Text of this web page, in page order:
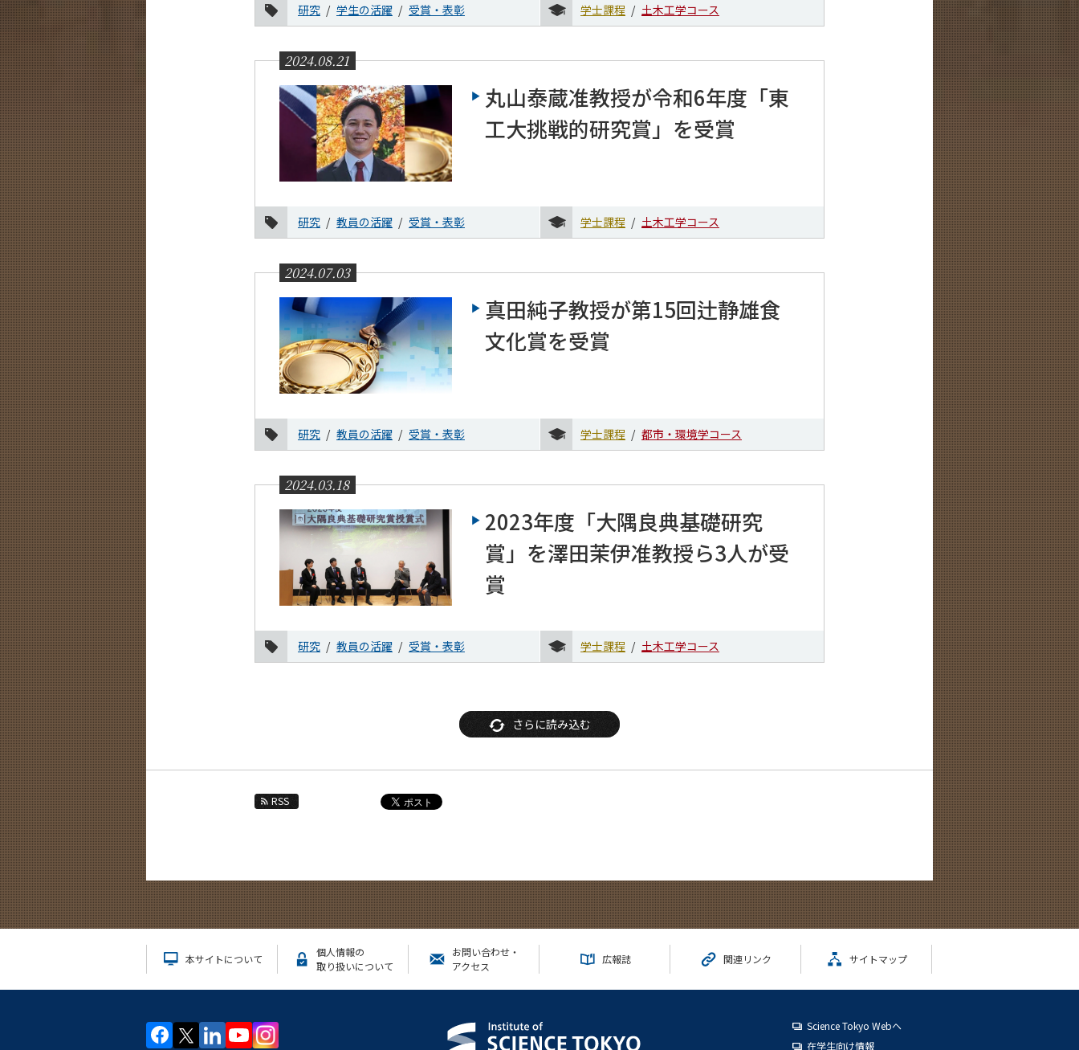
研究 学生の活躍 受賞・表彰 学士課程 土木工学コース
2024.08.21
丸山泰蔵准教授が令和6年度「東
工大挑戦的研究賞」を受賞
研究 教員の活躍 受賞・表彰 学士課程 土木工学コース
2024.07.03
真田純子教授が第15回辻静雄食
文化賞を受賞
研究 教員の活躍 受賞・表彰 学士課程 都市・環境学コース
2024.03.18
2023年度「大隅良典基礎研究
賞」を澤田茉伊准教授ら3人が受
賞
研究 教員の活躍 受賞・表彰 学士課程 土木工学コース
さらに読み込む
RSS
本サイトについて
個人情報の
取り扱いについて
お問い合わせ・
アクセス
広報誌 関連リンク サイトマップ
Science Tokyo Webヘ
在学生向け情報